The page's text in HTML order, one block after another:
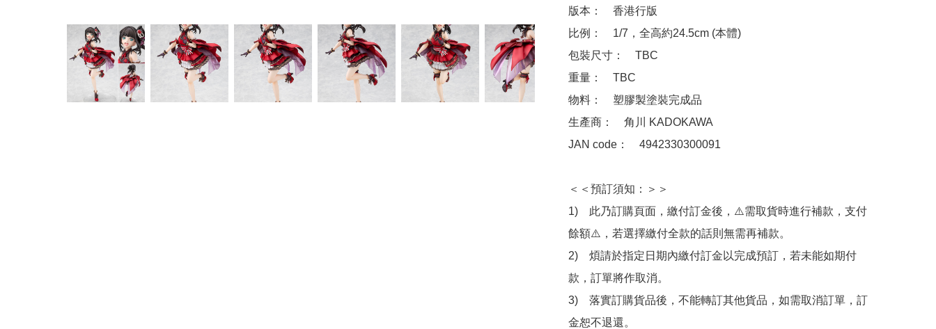
版本：　香港行版
比例：　1/7，全高約24.5cm (本體)
包裝尺寸：　TBC
重量：　TBC
物料：　塑膠製塗裝完成品
生產商：　角川 KADOKAWA
JAN code：　4942330300091
＜＜預訂須知：＞＞
1)　此乃訂購頁面，繳付訂金後，⚠️需取貨時進行補款，支付
餘額⚠️，若選擇繳付全款的話則無需再補款。
2)　煩請於指定日期內繳付訂金以完成預訂，若未能如期付
款，訂單將作取消。
3)　落實訂購貨品後，不能轉訂其他貨品，如需取消訂單，訂
金恕不退還。